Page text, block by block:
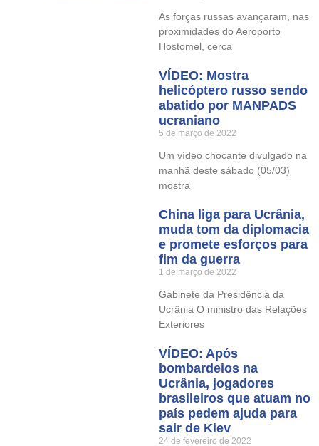
As forças russas avançaram, nas
proximidades do Aeroporto
Hostomel, cerca
VÍDEO: Mostra
helicóptero russo sendo
abatido por MANPADS
ucraniano
5 de março de 2022
Um vídeo chocante divulgado na
manhã deste sábado (05/03)
mostra
China liga para Ucrânia,
muda tom da diplomacia
e promete esforços para
fim da guerra
1 de março de 2022
Gabinete da Presidência da
Ucrânia O ministro das Relações
Exteriores
VÍDEO: Após
bombardeios na
Ucrânia, jogadores
brasileiros que atuam no
país pedem ajuda para
sair de Kiev
24 de fevereiro de 2022